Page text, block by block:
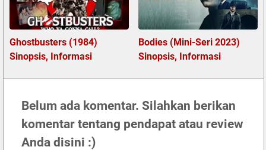
Ghostbusters (1984)
Sinopsis, Informasi
Bodies (Mini-Seri 2023)
Sinopsis, Informasi
Belum ada komentar. Silahkan berikan
komentar tentang pendapat atau review
Anda disini :)